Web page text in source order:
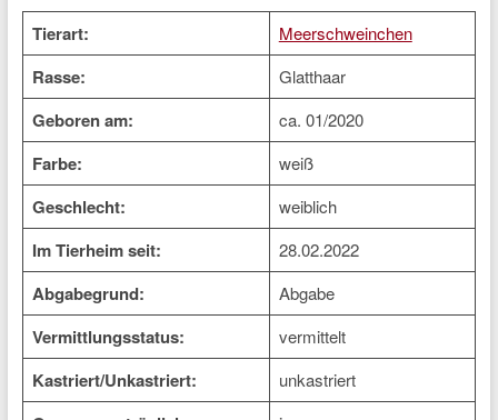
Tierart: Meerschweinchen
Rasse: Glatthaar
Geboren am: ca. 01/2020
Farbe: weiß
Geschlecht: weiblich
Im Tierheim seit: 28.02.2022
Abgabegrund: Abgabe
Vermittlungsstatus: vermittelt
Kastriert/Unkastriert: unkastriert